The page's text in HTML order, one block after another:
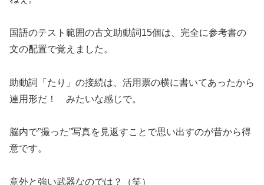
国語のテスト範囲の古文助動詞15個は、完全に参考書の
文の配置で覚えました。
助動詞「たり」の接続は、活用票の横に書いてあったから
連用形だ！ みたいな感じで。
脳内で”撮った”写真を見返すことで思い出すのが昔から得
意です。
意外と強い武器なのでは？（笑）